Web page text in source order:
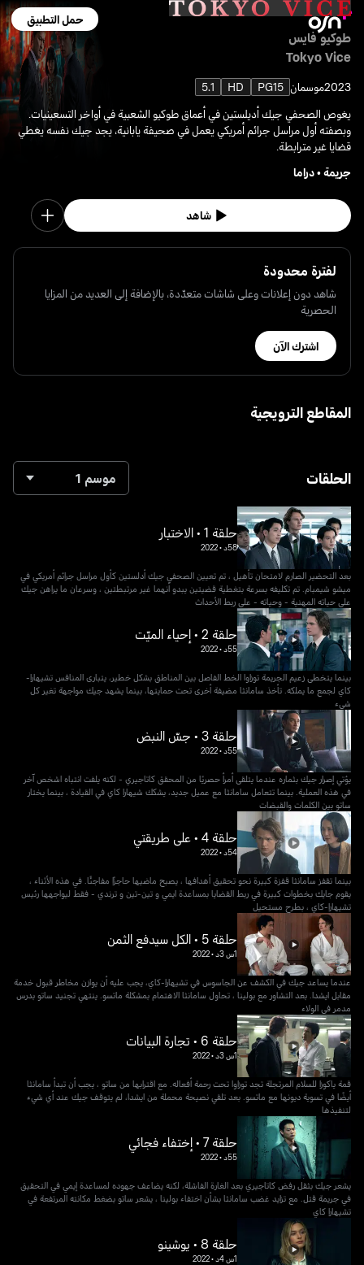
حمل التطبيق
طوكيو فايس
Tokyo Vice
2023موسمان PG15
HD
5.1
يغوص الصحفي جيك أديلستين في أعماق طوكيو الشعبية في أواخر التسعينيات.
وبصفته أول مراسل جرائم أمريكي يعمل في صحيفة يابانية، يجد جيك نفسه يغطي
قضايا غير مترابطة.
جريمة•دراما
شاهد
لفترة محدودة
شاهد دون إعلانات وعلى شاشات متعدّدة، بالإضافة إلى العديد من المزايا
الحصرية
اشترك الآن
المقاطع الترويجية
الحلقات موسم 1
حلقة 1 • الاختبار
58د •
2022
بعد التحضير الصارم لامتحان تأهيل ، تم تعيين الصحفي جيك أدلستين كأول مراسل جرائم أمريكي في
ميشو شيمبام. تم تكليفه بسرعة بتغطية قضيتين يبدو أنهما غير مرتبطتين ، وسرعان ما يراهن جيك
على حياته المهنية - وحياته - على ربط الأحداث
حلقة 2 • إحياء الميّت
55د •
2022
بينما يتخطى زعيم الجريمة توزاوا الخط الفاصل بين المناطق بشكل خطير، يتبارى المنافس تشيهارا-
كاي لجمع ما يملكه. تأخذ سامانثا مضيفة أخرى تحت حمايتها، بينما يشهد جيك مواجهة تغير كل
شيء
حلقة 3 • جسّ النبض
55د •
2022
يؤتي إصرار جيك بثماره عندما يتلقى أمرأ حصريًا من المحقق كاتاجيري - لكنه يلفت انتباه اشخص آخر
في هذه العملية. بينما تتعامل سامانثا مع عميل جديد، يشكك شيهارا كاي في القيادة ، بينما يختار
ساتو بين الكلمات والقبضات
حلقة 4 • على طريقتي
54د •
2022
بينما تقفز سامانثا قفزة كبيرة نحو تحقيق أهدافها ، يصبح ماضيها حاجزًا مفاجئًا. في هذه الأثناء ،
يقوم جايك بخطوات كبيرة في ربط القضايا بمساعدة ايمي و تين-تين و ترندي - فقط ليواجهها رئيس
تشيهارا-كاي ، بطرح مستحيل
حلقة 5 • الكل سيدفع الثمن
1س 3د •
2022
عندما يساعد جيك في الكشف عن الجاسوس في تشيهارا-كاي، يجب عليه أن يوازن مخاطر قبول خدمة
مقابل ايشدا. بعد التشاور مع بولينا ، تحاول سامانثا الاهتمام بمشكلة ماتسو. ينتهي تجنيد ساتو بدرس
مدمر في الولاء
حلقة 6 • تجارة البيانات
1س 3د •
2022
قمة ياكوزا للسلام المرتجلة تجد توزاوا تحت رحمة أفعاله. مع اقترابها من ساتو ، يجب أن تبدأ سامانثا
أيضًا في تسوية ديونها مع ماتسو. بعد تلقي نصيحة محملة من ايشدا، لم يتوقف جيك عند أي شيء
لتنفيذها
حلقة 7 • إختفاء فجائي
55د •
2022
يشعر جيك بثقل رفض كاتاجيري بعد الغارة الفاشلة، لكنه يضاعف جهوده لمساعدة إيمي في التحقيق
في جريمة قتل. مع تزايد غضب سامانثا بشأن اختفاء بولينا ، يشعر ساتو بضغط مكانته المرتفعة في
تشيهارا كاي
حلقة 8 • يوشينو
1س 4د •
2022